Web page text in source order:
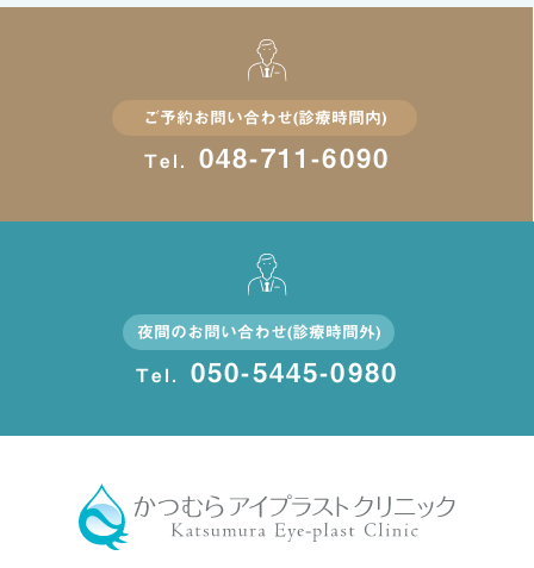
ご予約お問い合わせ(診療時間内)
Tel. 048-711-6090
夜間のお問い合わせ(診療時間外)
Tel. 050-5445-0980